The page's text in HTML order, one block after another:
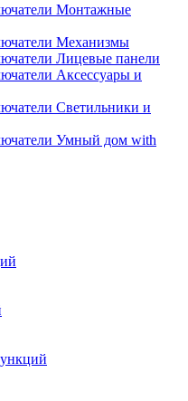
Монтажные
Механизмы
Лицевые панели
Аксессуары и
Светильники и
Умный дом with